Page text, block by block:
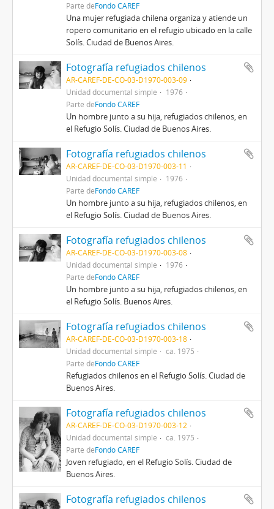
Parte deFondo CAREF
Una mujer refugiada chilena organiza y atiende un
ropero comunitario en el refugio ubicado en la calle
Solís. Ciudad de Buenos Aires.
Fotografía refugiados chilenos
AR-CAREF-DE-CO-03-D1970-003-09
Unidad documental simple
1976
Parte deFondo CAREF
Un hombre junto a su hija, refugiados chilenos, en
el Refugio Solís. Ciudad de Buenos Aires.
Fotografía refugiados chilenos
AR-CAREF-DE-CO-03-D1970-003-11
Unidad documental simple
1976
Parte deFondo CAREF
Un hombre junto a su hija, refugiados chilenos, en
el Refugio Solís. Ciudad de Buenos Aires.
Fotografía refugiados chilenos
AR-CAREF-DE-CO-03-D1970-003-08
Unidad documental simple
1976
Parte deFondo CAREF
Un hombre junto a su hija, refugiados chilenos, en
el Refugio Solís. Buenos Aires.
Fotografía refugiados chilenos
AR-CAREF-DE-CO-03-D1970-003-18
Unidad documental simple
ca. 1975
Parte deFondo CAREF
Refugiados chilenos en el Refugio Solís. Ciudad de
Buenos Aires.
Fotografía refugiados chilenos
AR-CAREF-DE-CO-03-D1970-003-12
Unidad documental simple
ca. 1975
Parte deFondo CAREF
Joven refugiado, en el Refugio Solís. Ciudad de
Buenos Aires.
Fotografía refugiados chilenos